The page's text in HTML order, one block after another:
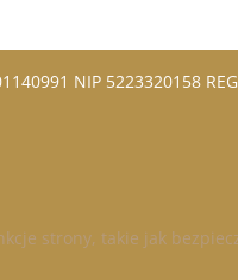
NIP 5223320158
strony, takie jak